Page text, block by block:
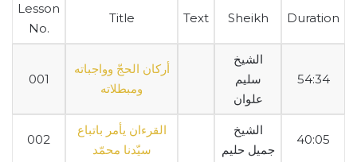
Lesson
No.
Title Text Sheikh Duration
001
أركان الحجّ وواجباته
ومبطلاته
الشيخ
سليم
علوان
54:34
002
القرءان يأمر باتباع
سيّدنا محمّد
الشيخ
جميل حليم
40:05